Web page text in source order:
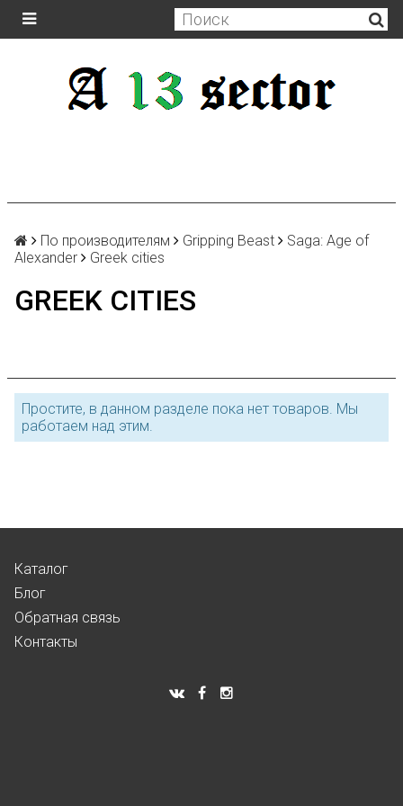
По производителям Gripping Beast
Saga: Age of
Alexander
Greek cities
GREEK CITIES
Простите, в данном разделе пока нет товаров. Мы
работаем над этим.
Каталог
Блог
Обратная связь
Контакты